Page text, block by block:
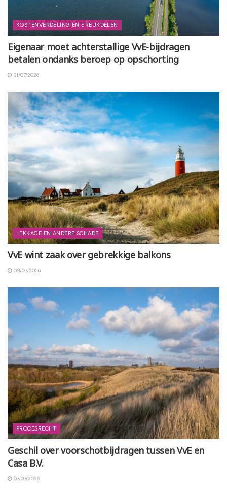
KOSTENVERDELING EN BREUKDELEN
Eigenaar moet achterstallige VvE-bijdragen
betalen ondanks beroep op opschorting
31/07/2026
LEKKAGE EN ANDERE SCHADE
VvE wint zaak over gebrekkige balkons
09/07/2026
PROCESRECHT
Geschil over voorschotbijdragen tussen VvE en
Casa B.V.
07/07/2026